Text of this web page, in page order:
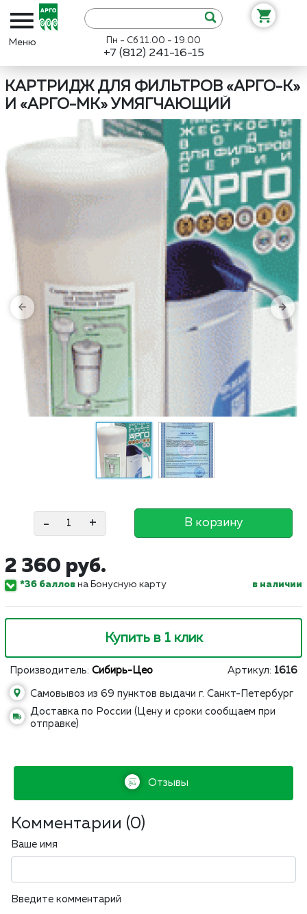
Пн - Сб 11.00 - 19.00
+7 (812) 241-16-15
КАРТРИДЖ ДЛЯ ФИЛЬТРОВ «АРГО-К»
И «АРГО-МК» УМЯГЧАЮЩИЙ
- + В корзину
2 360 руб.
*36 баллов на Бонусную карту в наличии
Купить в 1 клик
Производитель: Сибирь-Цео Артикул: 1616
Самовывоз из 69 пунктов выдачи г. Санкт-Петербург
Доставка по России (Цену и сроки сообщаем при
отправке)
Отзывы
Комментарии (0)
Ваше имя
Введите комментарий